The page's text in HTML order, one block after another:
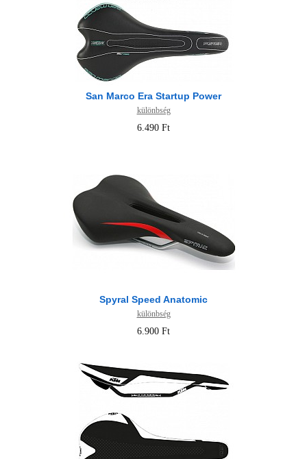
San Marco Era Startup Power
különbség
6.490 Ft
Spyral Speed Anatomic
különbség
6.900 Ft